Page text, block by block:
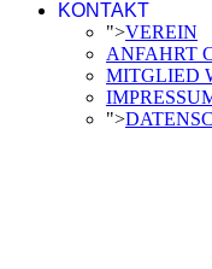
KONTAKT
">VEREIN
ANFAHRT
MITGLIED
">